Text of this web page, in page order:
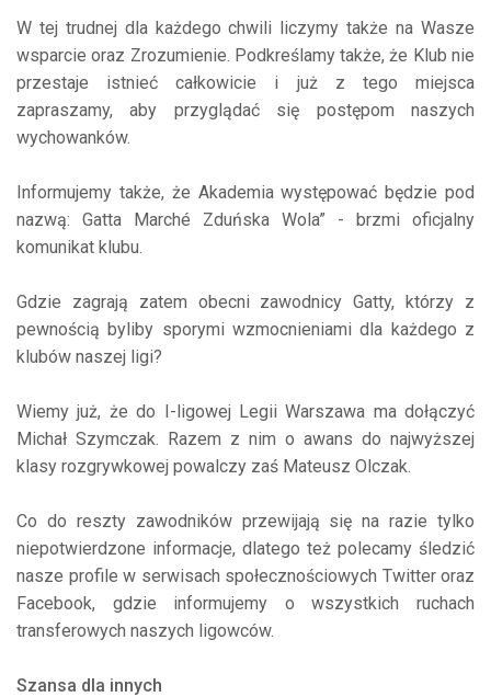
W tej trudnej dla każdego chwili liczymy także na Wasze
wsparcie oraz Zrozumienie. Podkreślamy także, że Klub nie
przestaje istnieć całkowicie i już z tego miejsca
zapraszamy, aby przyglądać się postępom naszych
wychowanków.
Informujemy także, że Akademia występować będzie pod
nazwą: Gatta Marché Zduńska Wola” - brzmi oficjalny
komunikat klubu.
Gdzie zagrają zatem obecni zawodnicy Gatty, którzy z
pewnością byliby sporymi wzmocnieniami dla każdego z
klubów naszej ligi?
Wiemy już, że do I-ligowej Legii Warszawa ma dołączyć
Michał Szymczak. Razem z nim o awans do najwyższej
klasy rozgrywkowej powalczy zaś Mateusz Olczak.
Co do reszty zawodników przewijają się na razie tylko
niepotwierdzone informacje, dlatego też polecamy śledzić
nasze profile w serwisach społecznościowych Twitter oraz
Facebook, gdzie informujemy o wszystkich ruchach
transferowych naszych ligowców.
Szansa dla innych